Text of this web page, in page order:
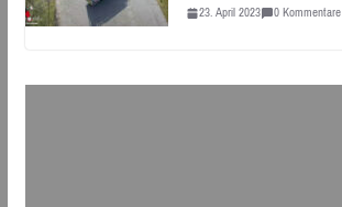
23. April 2023 0 Kommentare